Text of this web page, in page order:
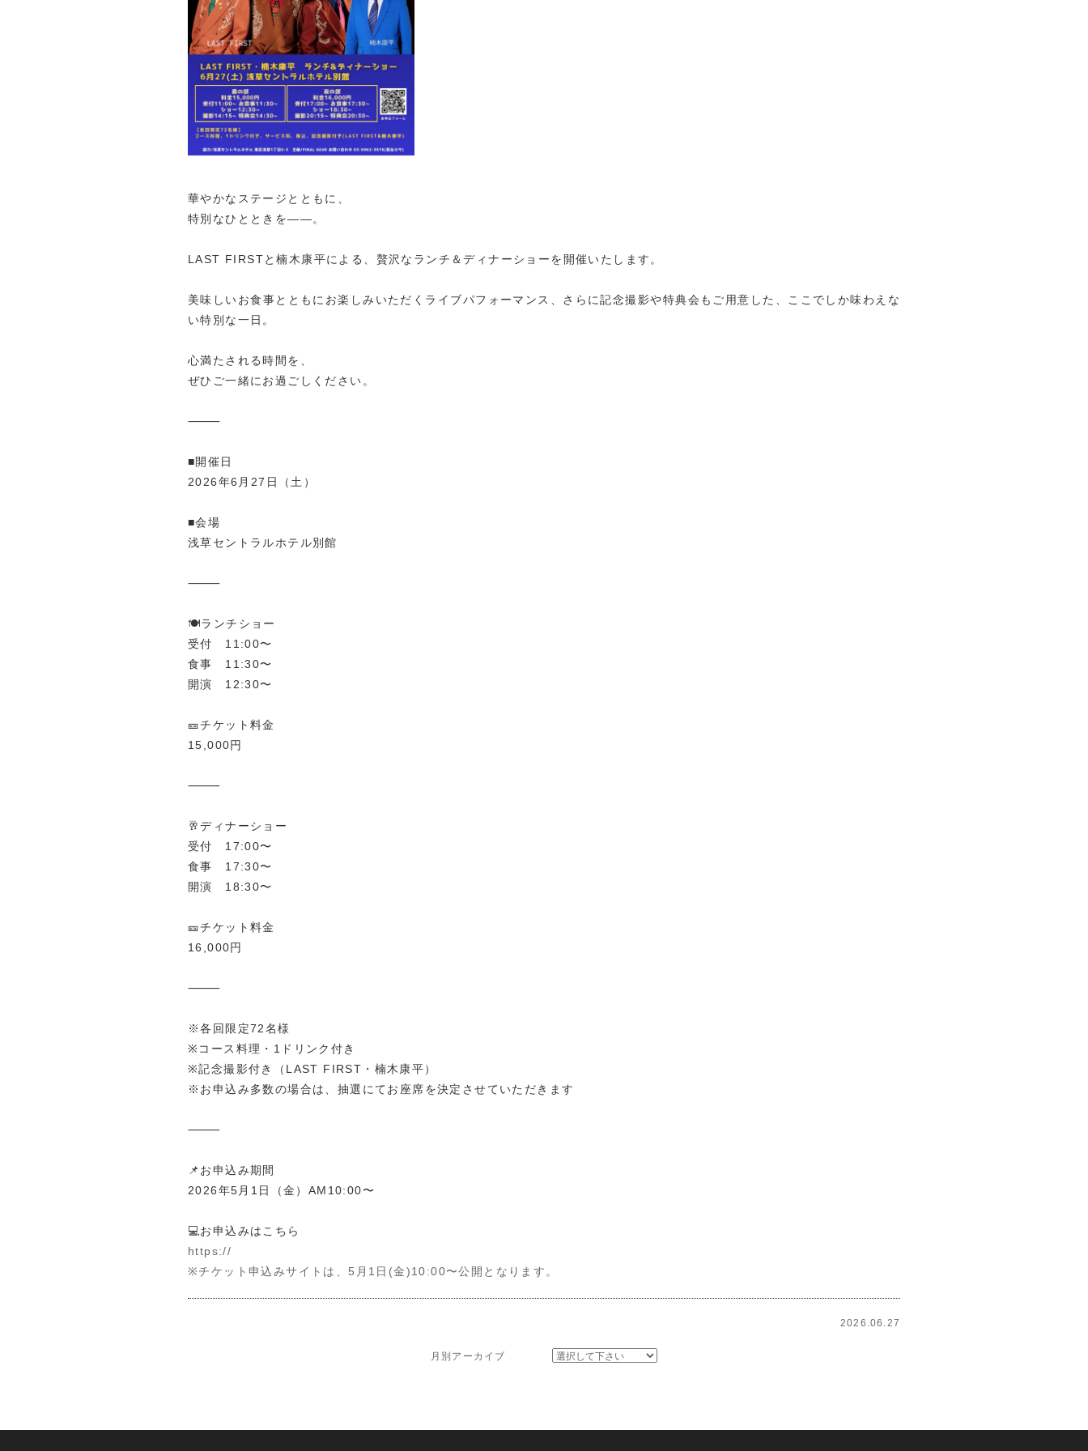
華やかなステージとともに、
特別なひとときを——。
LAST FIRSTと楠木康平による、贅沢なランチ＆ディナーショーを開催いたします。
美味しいお食事とともにお楽しみいただくライブパフォーマンス、さらに記念撮影や特典会もご用意した、ここでしか味わえな
い特別な一日。
心満たされる時間を、
ぜひご一緒にお過ごしください。
⸻
■開催日
2026年6月27日（土）
■会場
浅草セントラルホテル別館
⸻
🍽️ランチショー
受付 11:00〜
食事 11:30〜
開演 12:30〜
🎫チケット料金
15,000円
⸻
🥂ディナーショー
受付 17:00〜
食事 17:30〜
開演 18:30〜
🎫チケット料金
16,000円
⸻
※各回限定72名様
※コース料理・1ドリンク付き
※記念撮影付き（LAST FIRST・楠木康平）
※お申込み多数の場合は、抽選にてお座席を決定させていただきます
⸻
📌お申込み期間
2026年5月1日（金）AM10:00〜
💻お申込みはこちら
https://
※チケット申込みサイトは、5月1日(金)10:00〜公開となります。
2026.06.27
月別アーカイブ